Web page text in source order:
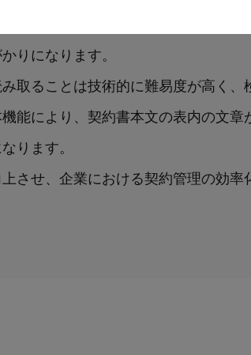
引目的物、金額、契約期間といっ
りになります。
取ることは技術的に難易度が高く
能により、契約書本文の表内の文
ります。
させ、企業における契約管理の効率